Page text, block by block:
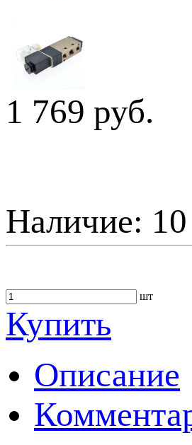
1 769 руб.
Наличие:
шт
Купить
Описание